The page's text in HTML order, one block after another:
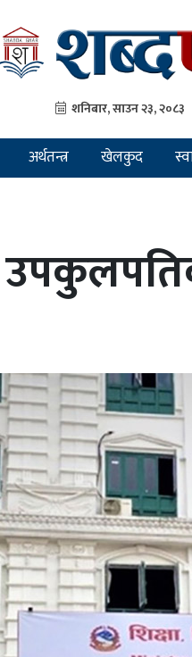
अर्थतन्त्र खेलकुद